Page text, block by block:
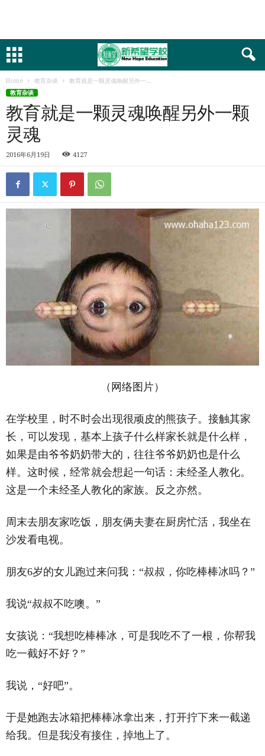
Home 教育杂谈
教育就是一颗灵魂唤醒另外一...
教育杂谈
教育就是一颗灵魂唤醒另外一颗
灵魂
2016年6月19日 4127
（网络图片）
在学校里，时不时会出现很顽皮的熊孩子。接触其家
长，可以发现，基本上孩子什么样家长就是什么样，
如果是由爷爷奶奶带大的，往往爷爷奶奶也是什么
样。这时候，经常就会想起一句话：未经圣人教化。
这是一个未经圣人教化的家族。反之亦然。
周末去朋友家吃饭，朋友俩夫妻在厨房忙活，我坐在
沙发看电视。
朋友6岁的女儿跑过来问我：‌‌“叔叔，你吃棒棒冰吗？‌‌”
我说‌‌“叔叔不吃噢。‌‌”
女孩说：‌‌“我想吃棒棒冰，可是我吃不了一根，你帮我
吃一截好不好？‌‌”
我说，‌‌“好吧‌‌”。
于是她跑去冰箱把棒棒冰拿出来，打开拧下来一截递
给我。但是我没有接住，掉地上了。